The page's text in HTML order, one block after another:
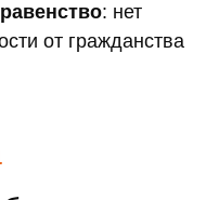
: нет
от гражданства